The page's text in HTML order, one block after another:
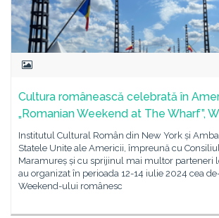
Cultura românească celebrată în
„Romanian Weekend at The Wharf”,
Institutul Cultural Român din New York și
Statele Unite ale Americii, împreună cu
Maramureș și cu sprijinul mai multor parteneri
au organizat în perioada 12-14 iulie 2024 cea
Weekend-ului românesc